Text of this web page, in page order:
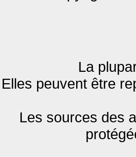
La
Elles peuvent être
Les sources des